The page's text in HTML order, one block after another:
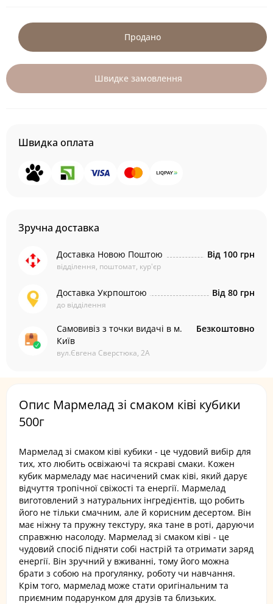
Продано
Швидке замовлення
Швидка оплата
Зручна доставка
Доставка Новою Поштою
відділення, поштомат, кур'єр
Від 100 грн
Доставка Укрпоштою
до відділення
Від 80 грн
Самовивіз з точки видачі в м.
Київ
вул.Євгена Сверстюка, 2А
Безкоштовно
Опис Мармелад зі смаком ківі кубики
500г
Мармелад зі смаком ківі кубики - це чудовий вибір для
тих, хто любить освіжаючі та яскраві смаки. Кожен
кубик мармеладу має насичений смак ківі, який дарує
відчуття тропічної свіжості та енергії. Мармелад
виготовлений з натуральних інгредієнтів, що робить
його не тільки смачним, але й корисним десертом. Він
має ніжну та пружну текстуру, яка тане в роті, даруючи
справжню насолоду. Мармелад зі смаком ківі - це
чудовий спосіб підняти собі настрій та отримати заряд
енергії. Він зручний у вживанні, тому його можна
брати з собою на прогулянку, роботу чи навчання.
Крім того, мармелад може стати оригінальним та
приємним подарунком для друзів та близьких.